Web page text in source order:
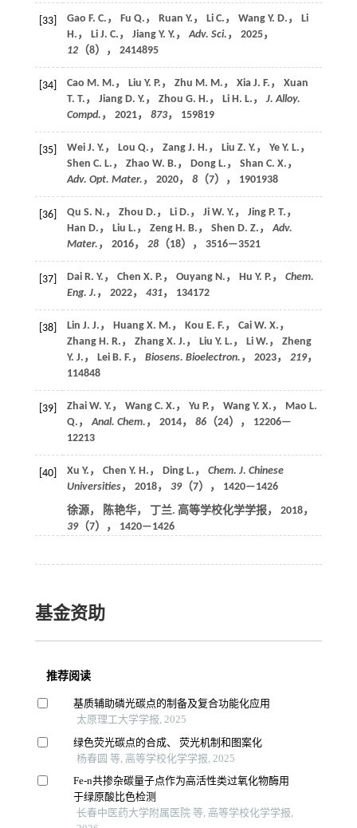
[33]
Gao F. C.， Fu Q.， Ruan Y.， Li C.， Wang Y. D.， Li
H.， Li J. C.， Jiang Y. Y.，Adv. Sci. ， 2025，
12（8）， 2414895
[34]
Cao M. M.， Liu Y. P.， Zhu M. M.， Xia J. F.， Xuan
T. T.， Jiang D. Y.， Zhou G. H.， Li H. L.， J. Alloy.
Compd. ， 2021， 873， 159819
[35]
Wei J. Y.， Lou Q.， Zang J. H.， Liu Z. Y.， Ye Y. L.，
Shen C. L.， Zhao W. B.， Dong L.， Shan C. X.，
Adv. Opt. Mater. ， 2020， 8（7）， 1901938
[36]
Qu S. N.， Zhou D.， Li D.， Ji W. Y.， Jing P. T.，
Han D.， Liu L.， Zeng H. B.， Shen D. Z.，Adv.
Mater. ， 2016， 28（18）， 3516—3521
[37] Dai R. Y.， Chen X. P.， Ouyang N.， Hu Y. P.， Chem.
Eng. J. ， 2022， 431， 134172
[38]
Lin J. J.， Huang X. M.， Kou E. F.， Cai W. X.，
Zhang H. R.， Zhang X. J.， Liu Y. L.， Li W.， Zheng
Y. J.， Lei B. F.， Biosens. Bioelectron. ， 2023， 219，
114848
[39]
Zhai W. Y.， Wang C. X.， Yu P.， Wang Y. X.， Mao L.
Q.，Anal. Chem. ， 2014， 86（24）， 12206—
12213
[40] Xu Y.， Chen Y. H.， Ding L.， Chem. J. Chinese
Universities， 2018， 39（7）， 1420—1426
徐源， 陈艳华， 丁兰. 高等学校化学学报， 2018，
39（7）， 1420—1426
基金资助